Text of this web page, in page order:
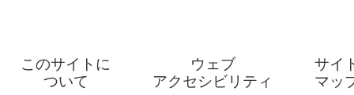
このサイトに
ついて
ウェブ
アクセシビリティ
サイ
マッ